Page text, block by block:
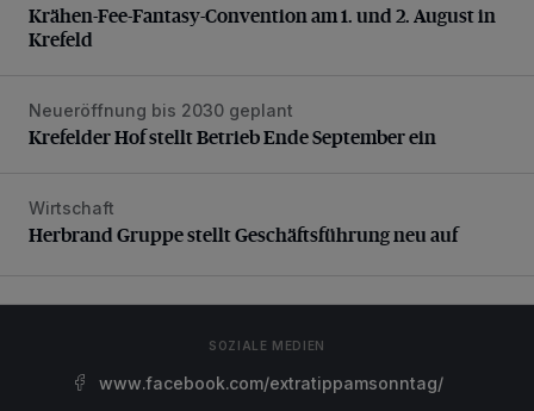
Krähen-Fee-Fantasy-Convention am 1. und 2. August in
Krefeld
Krefelder Hof stellt Betrieb Ende September ein
Neueröffnung bis 2030 geplant
Krefelder Hof stellt Betrieb Ende September ein
Herbrand Gruppe stellt Geschäftsführung neu auf
Wirtschaft
Herbrand Gruppe stellt Geschäftsführung neu auf
SOZIALE MEDIEN
www.facebook.com/extratippamsonntag/